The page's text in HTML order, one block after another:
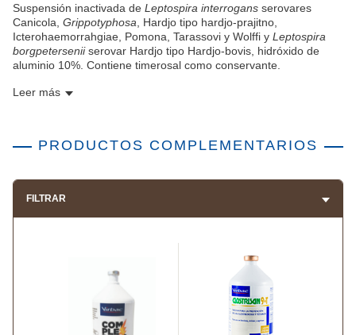
Suspensión inactivada de Leptospira interrogans serovares
Canicola, Grippotyphosa , Hardjo tipo hardjo-prajitno,
Icterohaemorrahgiae, Pomona, Tarassovi y Wolffi y Leptospira
borgpeterseniiserovar Hardjo tipo Hardjo-bovis, hidróxido de
aluminio 10%. Contiene timerosal como conservante.
Leer más
PRODUCTOS COMPLEMENTARIOS
FILTRAR